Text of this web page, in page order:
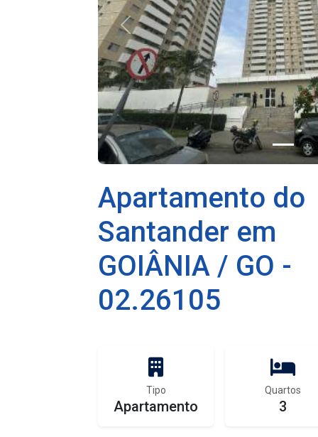
Anterior
Apartamento do
Santander em
GOIÂNIA / GO -
02.26105
Tipo
Apartamento
Quartos
3